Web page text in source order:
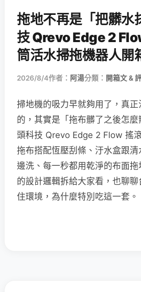
拖地不再是「把髒水
技 Qrevo Edge 2
筒活水掃拖機器人開
2026/8/4作者： 阿湯分類： 開箱文 &
掃地機的吸力早就夠用了，真
的，其實是「拖布髒了之後怎
頭科技 Qrevo Edge 2 Flow 搖
拖布搭配恆壓刮條、汙水盒跟
邊洗、每一秒都用乾淨的布面
的設計邏輯拆給大家看，也聊
住環境，為什麼特別吃這一套。